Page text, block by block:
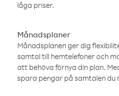
låga priser.
Månadsplaner
Månadsplanen ger dig
samtal till hemtelefoner och
att behöva förnya din plan.
spara pengar på samtalen du